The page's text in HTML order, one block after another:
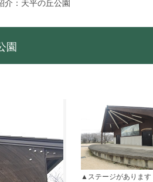
介：天平の丘公園
園
ステージがあります